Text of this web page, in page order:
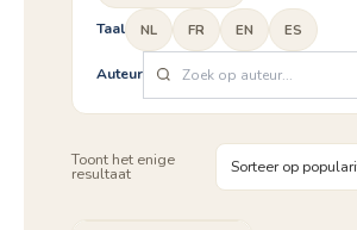
Taal NL FR EN ES
Auteur
Toont het enige
resultaat